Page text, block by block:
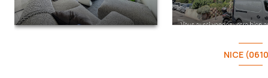
NICE